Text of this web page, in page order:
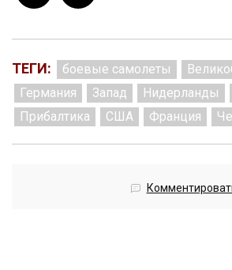
ТЕГИ: боевые самолеты
Германия
Запад Нидерланды
Прибалтика
США Франция